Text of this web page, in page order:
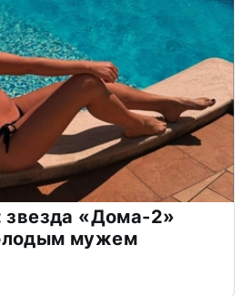
звезда «Дома-2»
мужем